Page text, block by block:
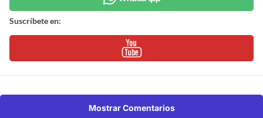
Suscríbete en:
Mostrar Comentarios